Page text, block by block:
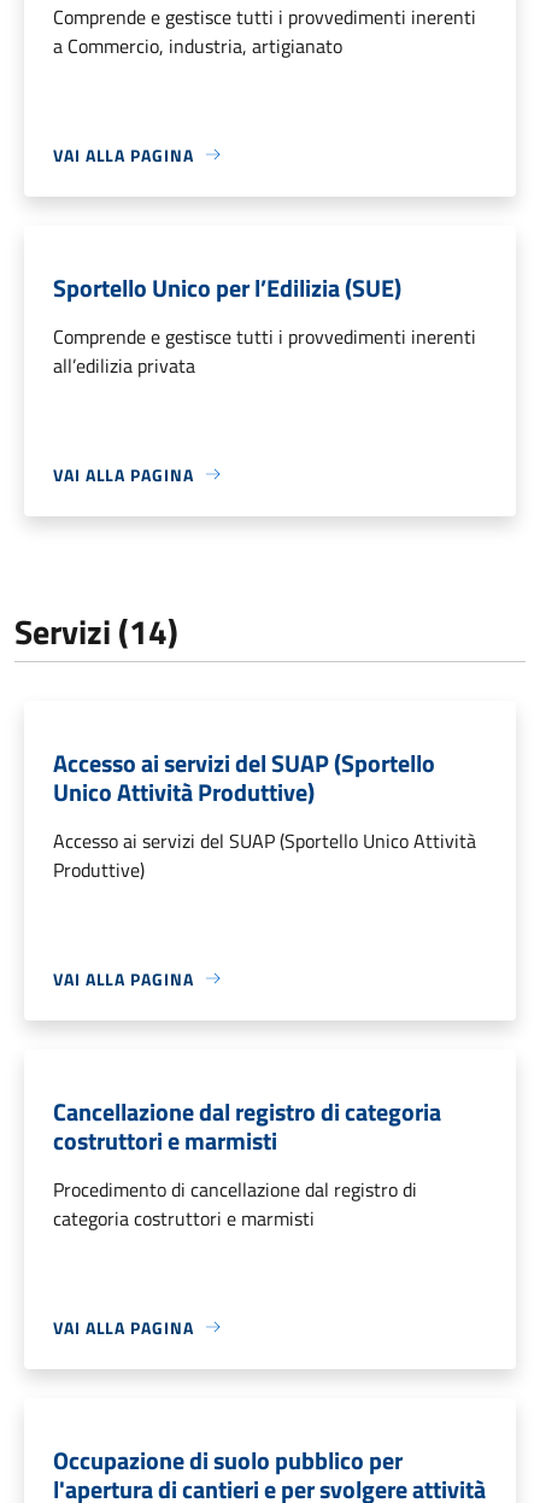
Comprende e gestisce tutti i provvedimenti inerenti
a Commercio, industria, artigianato
VAI ALLA PAGINA
Sportello Unico per l’Edilizia (SUE)
Comprende e gestisce tutti i provvedimenti inerenti
all’edilizia privata
VAI ALLA PAGINA
Servizi (14)
Accesso ai servizi del SUAP (Sportello
Unico Attività Produttive)
Accesso ai servizi del SUAP (Sportello Unico Attività
Produttive)
VAI ALLA PAGINA
Cancellazione dal registro di categoria
costruttori e marmisti
Procedimento di cancellazione dal registro di
categoria costruttori e marmisti
VAI ALLA PAGINA
Occupazione di suolo pubblico per
l'apertura di cantieri e per svolgere attività